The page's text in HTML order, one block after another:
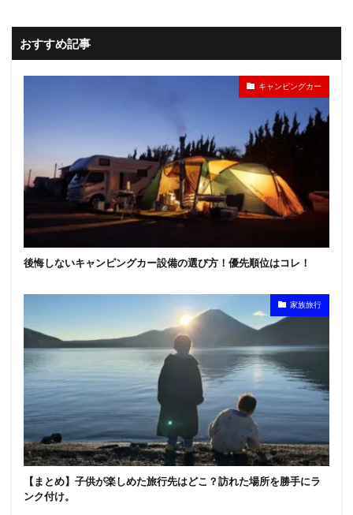
おすすめ記事
キャンピングカー
後悔しないキャンピングカー設備の選び方！優先順位はコレ！
家族旅行
【まとめ】子供が楽しめた旅行先はどこ？訪れた場所を勝手にラ
ンク付け。